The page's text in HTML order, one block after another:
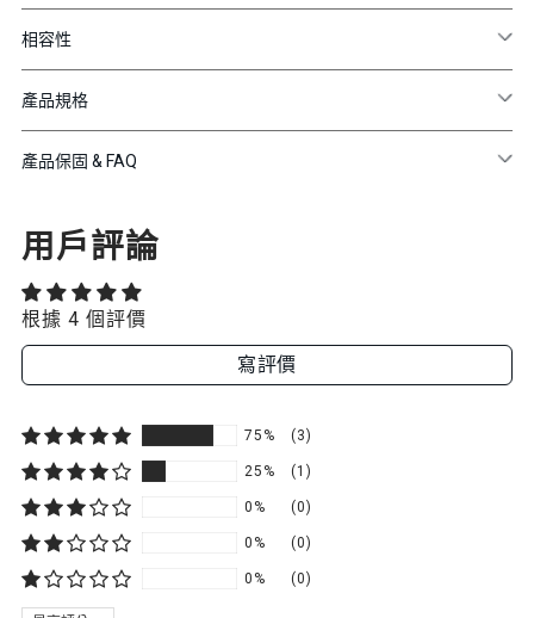
相容性
產品規格
產品保固 & FAQ
用戶評論
根據 4 個評價
寫評價
75% (3)
25% (1)
0% (0)
0% (0)
0% (0)